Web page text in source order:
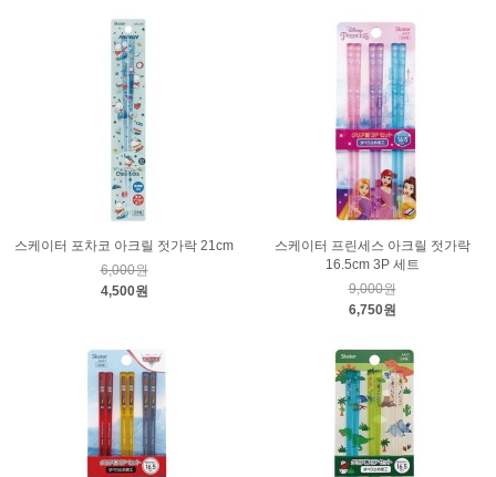
스케이터 포차코 아크릴 젓가락 21cm
6,000원
4,500원
스케이터 프린세스 아크릴 젓가락
16.5cm 3P 세트
9,000원
6,750원